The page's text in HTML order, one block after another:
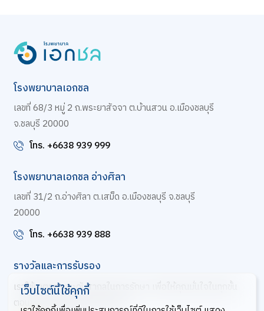
โรงพยาบาลเอกชล
เลขที่ 68/3 หมู่ 2 ถ.พระยาสัจจา ต.บ้านสวน อ.เมืองชลบุรี
จ.ชลบุรี 20000
โทร. +6638 939 999
โรงพยาบาลเอกชล อ่างศิลา
เลขที่ 31/2 ถ.อ่างศิลา ต.เสม็ด อ.เมืองชลบุรี จ.ชลบุรี
20000
โทร. +6638 939 888
รางวัลและการรับรอง
เราใช้มาตรฐานระดับสากลในการรักษา เพื่อให้คุณมั่นใจในทุกขั้น
ตอนของการดูแลสุขภาพจากเรา
เว็บไซต์นี้ใช้คุกกี้